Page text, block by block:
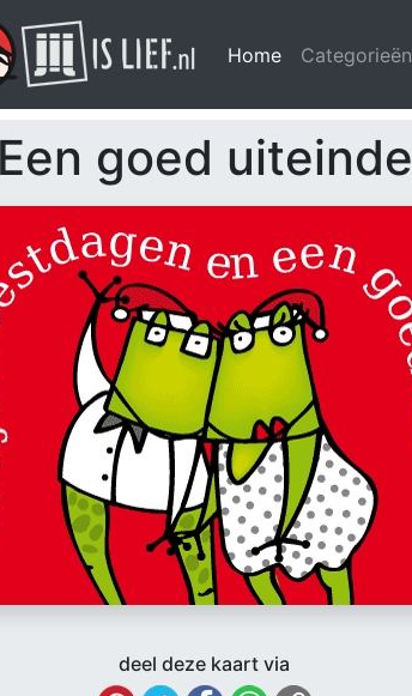
Home (huidige)
Categorieën
Een goed uiteinde
deel deze kaart via